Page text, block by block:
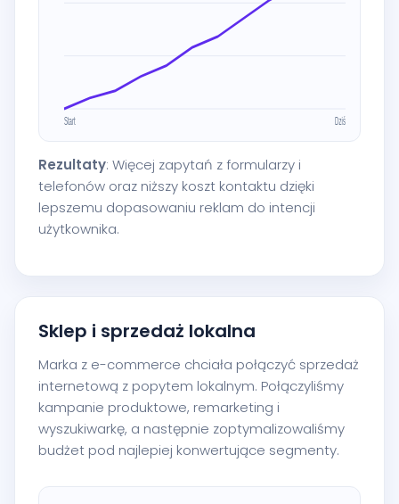
Rezultaty: Więcej zapytań z formularzy i
telefonów oraz niższy koszt kontaktu dzięki
lepszemu dopasowaniu reklam do intencji
użytkownika.
Sklep i sprzedaż lokalna
Marka z e-commerce chciała połączyć sprzedaż
internetową z popytem lokalnym. Połączyliśmy
kampanie produktowe, remarketing i
wyszukiwarkę, a następnie zoptymalizowaliśmy
budżet pod najlepiej konwertujące segmenty.